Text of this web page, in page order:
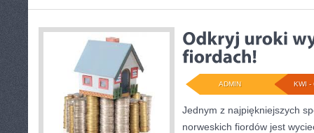
KWI -
ADMIN
Jednym z najpiękniejszych
norweskich fiordów jest